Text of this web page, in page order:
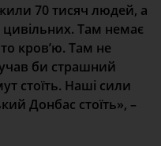
70 тисяч людей, а
Там немає
кровʼю. Там не
би страшний
стоїть. Наші сили
Донбас стоїть», –